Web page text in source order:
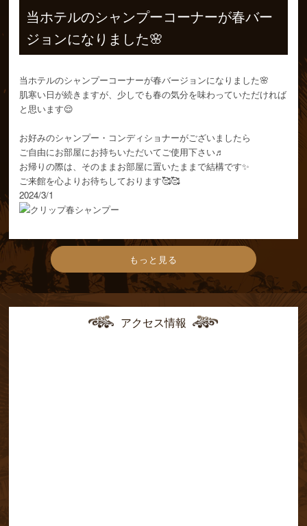
当ホテルのシャンプーコーナーが春バー
ジョンになりました🌸
当ホテルのシャンプーコーナーが春バージョンになりました🌸
肌寒い日が続きますが、少しでも春の気分を味わっていただければ
と思います😌
お好みのシャンプー・コンディショナーがございましたら
ご自由にお部屋にお持ちいただいてご使用下さい♬
お帰りの際は、そのままお部屋に置いたままで結構です✨
ご来館を心よりお待ちしております🥰🥰
2024/3/1
もっと見る
アクセス情報